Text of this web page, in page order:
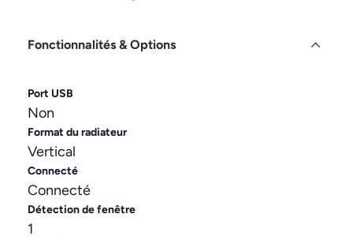
Fonctionnalités & Options
Port USB
Non
Format du radiateur
Vertical
Connecté
Connecté
Détection de fenêtre
1